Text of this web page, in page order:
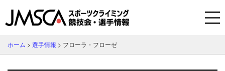
ホーム > 選手情報 > フローラ・フローゼ